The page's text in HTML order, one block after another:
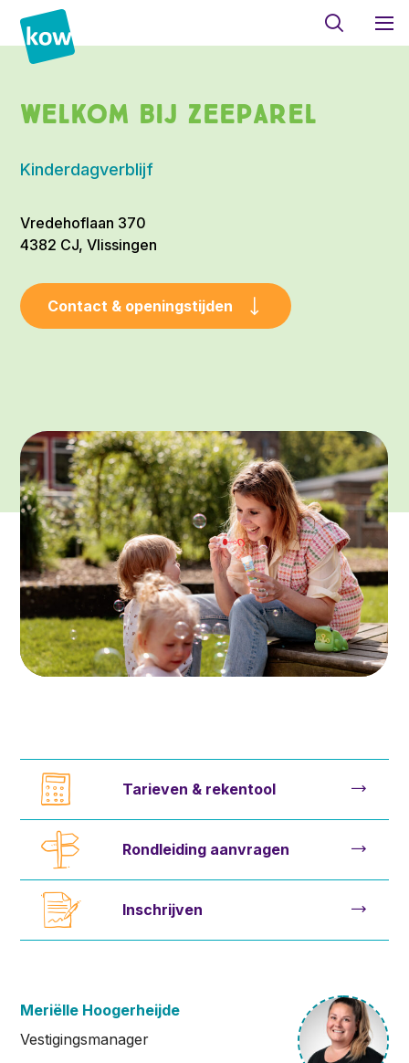
Welkom bij Zeeparel
Kinderdagverblijf
Vredehoflaan 370
4382 CJ, Vlissingen
Contact & openingstijden
Tarieven & rekentool
Rondleiding aanvragen
Inschrijven
Meriëlle Hoogerheijde
Vestigingsmanager